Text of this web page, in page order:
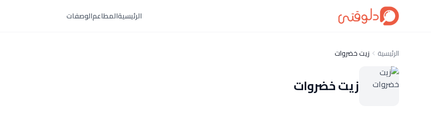
الرئيسيةالمطاعمالوصفات
الرئيسية زيت خضروات
زيت خضروات